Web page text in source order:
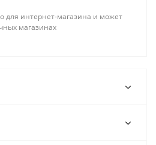
для интернет-магазина и может
магазинах